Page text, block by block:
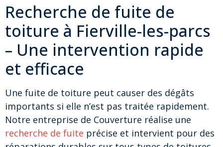
Recherche de fuite de
toiture à Fierville-les-parcs
– Une intervention rapide
et efficace
Une fuite de toiture peut causer des dégâts
importants si elle n’est pas traitée rapidement.
Notre entreprise de Couverture réalise une
recherche de fuite précise et intervient pour des